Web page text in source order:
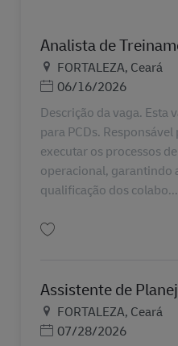
Analista de
สถานที่
FORTALEZA, Ceará
Posted Date
06/16/2026
Descrição da vaga. Esta
para PCDs.
executar os processos
operacional, garantindo
qualificação dos colabo...
Assistente de
สถานที่
FORTALEZA, Ceará
Posted Date
07/28/2026